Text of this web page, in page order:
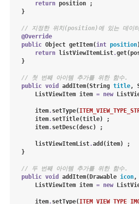
return position ;
    }
// 지정한 위치(position)에 있는 데이
@Override
public Object getItem(int position
return listViewItemList.
    }
// 첫 번째 아이템 추가를 위한 함수.
public void addItem(String title,
ListViewItem item = new
        item
. setType(
        item
. setTitle(title) ;
        item
. setDesc(desc) ;
        listViewItemList
.add(item) ;
    }
// 두 번째 아이템 추가를 위한 함수.
public void addItem( Drawable icon,
ListViewItem item = new
        item
. setType(